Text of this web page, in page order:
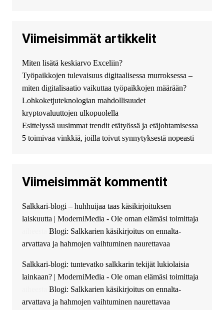
купить хавал джулиан -
http://jolion-ufa1.ru/
Появился вопрос про срочно
взять деньги? Предлагаем
безопасный источник
финансовой помощи. Вы
можете получить
финансирование в долг без
избыточных вопросов и
документов? Тогда обратитесь
guest_4889 :Cmon Suomi 👏
The Admin: High five! You’ve
successfully installed Simple
Ajax Chat.
Viimeisimmät artikkelit
Miten lisätä keskiarvo Exceliin?
Työpaikkojen tulevaisuus digitaalisessa murroksessa –
miten digitalisaatio vaikuttaa työpaikkojen määrään?
Lohkoketjuteknologian mahdollisuudet
kryptovaluuttojen ulkopuolella
Esittelyssä uusimmat trendit etätyössä ja etäjohtamisessa
5 toimivaa vinkkiä, joilla toivut synnytyksestä nopeasti
Viimeisimmät kommentit
Salkkari-blogi – huhhuijaa taas käsikirjoituksen
laiskuutta | ModerniMedia - Ole oman elämäsi toimittaja
Blogi: Salkkarien käsikirjoitus on ennalta-
arvattava ja hahmojen vaihtuminen naurettavaa
Salkkari-blogi: tuntevatko salkkarin tekijät lukiolaisia
lainkaan? | ModerniMedia - Ole oman elämäsi toimittaja
Blogi: Salkkarien käsikirjoitus on ennalta-
arvattava ja hahmojen vaihtuminen naurettavaa